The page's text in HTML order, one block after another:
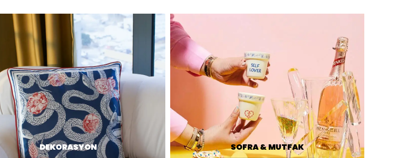
DEKORASYON SOFRA & MUTFAK